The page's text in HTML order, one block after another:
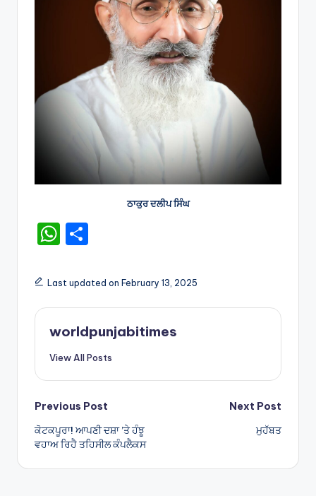
ਠਾਕੁਰ ਦਲੀਪ ਸਿੰਘ
W
a
ts
A
p
ar
e
Last updated on February 13, 2025
worldpunjabitimes
View All Posts
Post
navigation
Previous Post
ਕੋਟਕਪੂਰਾ! ਆਪਣੀ ਦਸ਼ਾ ’ਤੇ ਹੰਝੂ
ਵਹਾਅ ਰਿਹੈ ਤਹਿਸੀਲ ਕੰਪਲੈਕਸ
Next Post
ਮੁਹੱਬਤ